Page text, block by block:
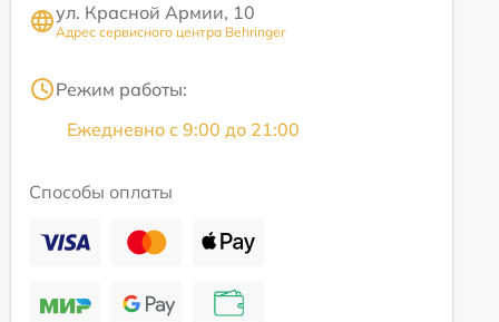
ул. Красной Армии, 10
Адрес сервисного центра Behringer
Режим работы:
Ежедневно с 9:00 до 21:00
Способы оплаты